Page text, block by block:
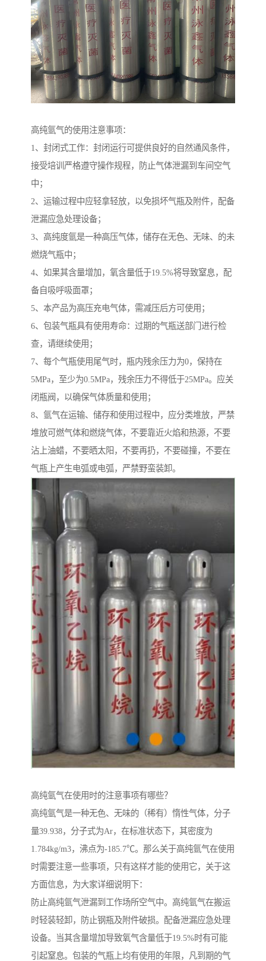
高纯氩气的使用注意事项：
1、封闭式工作：封闭运行可提供良好的自然通风条件，
接受培训严格遵守操作规程，防止气体泄漏到车间空气
中；
2、运输过程中应轻拿轻放，以免损坏气瓶及附件，配备
泄漏应急处理设备；
3、高纯度氩是一种高压气体，储存在无色、无味、的未
燃烧气瓶中；
4、如果其含量增加，氧含量低于19.5%将导致窒息，配
备自吸呼吸面罩；
5、本产品为高压充电气体，需减压后方可使用；
6、包装气瓶具有使用寿命：过期的气瓶送部门进行检
查，请继续使用；
7、每个气瓶使用尾气时，瓶内残余压力为0，保持在
5MPa，至少为0.5MPa，残余压力不得低于25MPa。应关
闭瓶阀，以确保气体质量和使用；
8、氩气在运输、储存和使用过程中，应分类堆放，严禁
堆放可燃气体和燃烧气体，不要靠近火焰和热源，不要
沾上油蜡，不要晒太阳，不要再扔，不要碰撞，不要在
气瓶上产生电弧或电弧，严禁野蛮装卸。
高纯氩气在使用时的注意事项有哪些？
高纯氩气是一种无色、无味的（稀有）惰性气体，分子
量39.938，分子式为Ar，在标准状态下，其密度为
1.784kg/m3，沸点为-185.7℃。那么关于高纯氩气在使用
时需要注意一些事项，只有这样才能的使用它，关于这
方面信息，为大家详细说明下：
防止高纯氩气泄漏到工作场所空气中。高纯氩气在搬运
时轻装轻卸，防止钢瓶及附件破损。配备泄漏应急处理
设备。当其含量增加导致氧气含量低于19.5%时有可能
引起窒息。包装的气瓶上均有使用的年限，凡到期的气